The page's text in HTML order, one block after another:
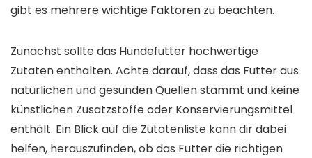
gibt es mehrere wichtige Faktoren zu beachten.
Zunächst sollte das Hundefutter hochwertige
Zutaten enthalten. Achte darauf, dass das Futter aus
natürlichen und gesunden Quellen stammt und keine
künstlichen Zusatzstoffe oder Konservierungsmittel
enthält. Ein Blick auf die Zutatenliste kann dir dabei
helfen, herauszufinden, ob das Futter die richtigen